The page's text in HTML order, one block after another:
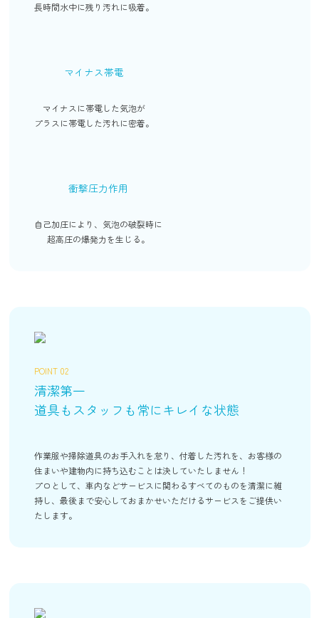
長時間水中に残り汚れに吸着。
マイナス帯電
マイナスに帯電した気泡が
プラスに帯電した汚れに密着。
衝撃圧力作用
自己加圧により、気泡の破裂時に
超高圧の爆発力を生じる。
POINT 02
清潔第一
道具もスタッフも常にキレイな状態
作業服や掃除道具のお手入れを怠り、付着した汚れを、お客様の
住まいや建物内に持ち込むことは決していたしません！
プロとして、車内などサービスに関わるすべてのものを清潔に維
持し、最後まで安心しておまかせいただけるサービスをご提供い
たします。